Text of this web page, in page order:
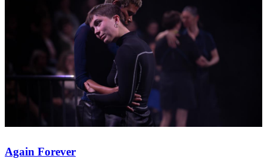
Again Forever